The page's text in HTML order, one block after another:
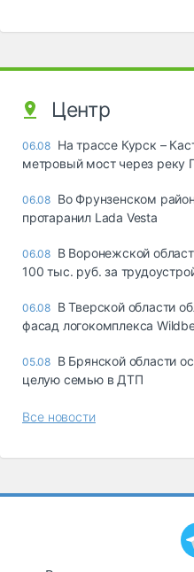
Центр
06.08 На трассе Курск –
метровый мост через реку
06.08 Во Фрунзенском
протаранил Lada Vesta
06.08 В Воронежской
100 тыс. руб. за
06.08 В Тверской области
фасад логокомплекса
05.08 В Брянской области
целую семью в ДТП
Все новости